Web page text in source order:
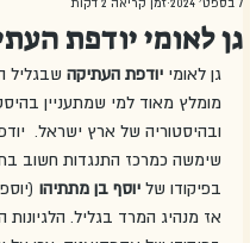
גן לאומי יודפת
גן לאומי יודפת העתיקה שבגליל
מומלץ מאוד למי שמתעניין
ובהיסטוריה של ארץ ישראל.
שימשה כמרכז התנגדות חשוב
בפיקודו של יוסף בן מתתיהו
אז מנהיג המרד בגליל. הלגיונות